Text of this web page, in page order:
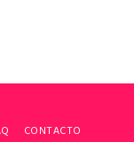
CONTACTO